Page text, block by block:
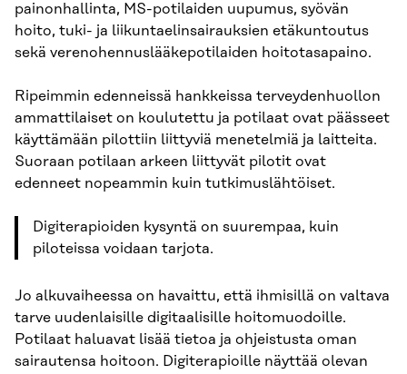
painonhallinta, MS-potilaiden uupumus, syövän
hoito, tuki- ja liikuntaelinsairauksien etäkuntoutus
sekä verenohennuslääkepotilaiden hoitotasapaino.
Ripeimmin edenneissä hankkeissa terveydenhuollon
ammattilaiset on koulutettu ja potilaat ovat päässeet
käyttämään pilottiin liittyviä menetelmiä ja laitteita.
Suoraan potilaan arkeen liittyvät pilotit ovat
edenneet nopeammin kuin tutkimuslähtöiset.
Digiterapioiden kysyntä on suurempaa, kuin
piloteissa voidaan tarjota.
Jo alkuvaiheessa on havaittu, että ihmisillä on valtava
tarve uudenlaisille digitaalisille hoitomuodoille.
Potilaat haluavat lisää tietoa ja ohjeistusta oman
sairautensa hoitoon. Digiterapioille näyttää olevan